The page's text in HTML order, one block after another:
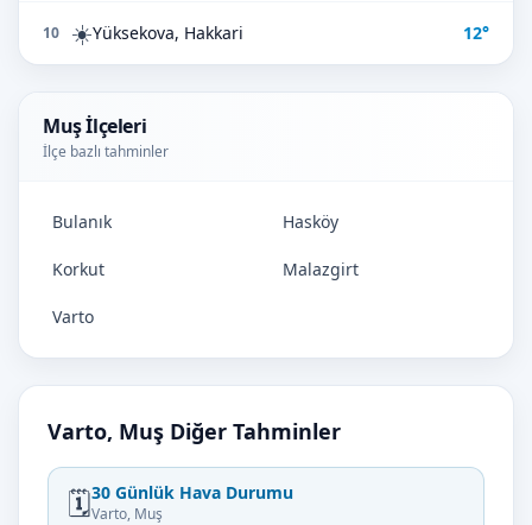
10 ☀️Yüksekova, Hakkari 12°
Muş İlçeleri
İlçe bazlı tahminler
Bulanık Hasköy
Korkut Malazgirt
Varto
Varto, Muş Diğer Tahminler
🗓️30 Günlük Hava Durumu
Varto, Muş